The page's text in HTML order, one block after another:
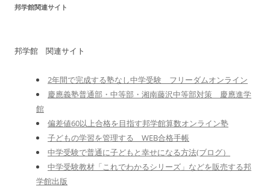
邦学館関連サイト
邦学館 関連サイト
2年間で完成する塾なし中学受験 フリーダムオンライン
慶應義塾普通部・中等部・湘南藤沢中等部対策 慶應進学
館
偏差値60以上合格を目指す邦学館算数オンライン塾
子どもの学習を管理する WEB合格手帳
中学受験で普通に子どもと幸せになる方法(ブログ）
中学受験教材「これでわかるシリーズ」などを販売する邦
学館出版